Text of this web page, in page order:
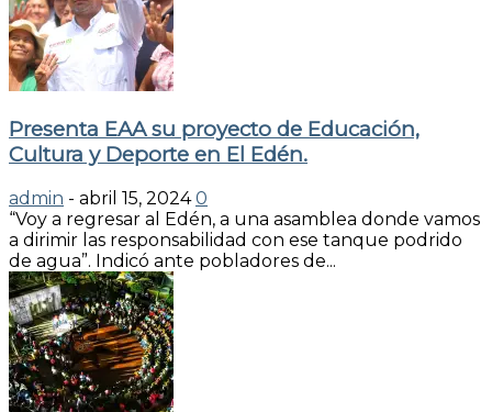
Presenta EAA su proyecto de Educación,
Cultura y Deporte en El Edén.
admin - abril 15, 2024 0
“Voy a regresar al Edén, a una asamblea donde vamos
a dirimir las responsabilidad con ese tanque podrido
de agua”. Indicó ante pobladores de...